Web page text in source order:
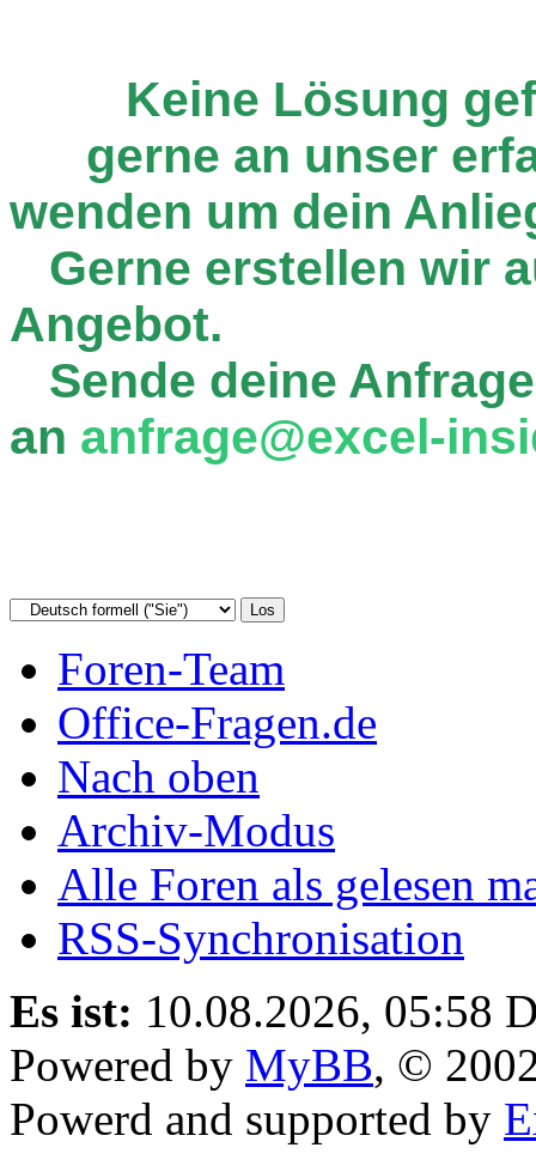
Keine Lösung
gerne an unser
wenden um dein
Gerne erstellen wir
Angebot.
Sende deine
an anfrage@excel-
Foren-Team
Office-Fragen.de
Nach oben
Archiv-Modus
Alle Foren als gelesen
RSS-Synchronisation
Es ist: 10.08.2026, 05:58
Powered by MyBB, ©
Powerd and supported by